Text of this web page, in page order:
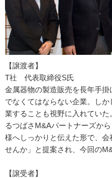
【譲渡者】
T社 代表取締役S氏
金属器物の製造販売を長年手
でなくてはならない企業。し
業することも視野に入れてい
るつばさM&Aパートナーズか
様へしっかりと伝えた形で、
せんか」と提案され、今回の
【譲受者】